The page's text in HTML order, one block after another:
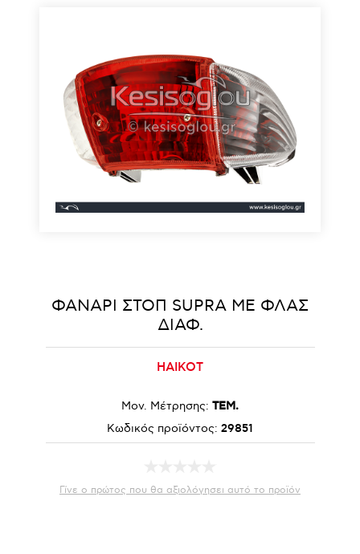
ΦΑΝΑΡΙ ΣΤΟΠ SUPRA ΜΕ ΦΛΑΣ
ΔΙΑΦ.
HAIKOT
Μον. Μέτρησης: ΤΕΜ.
Κωδικός προϊόντος: 29851
Γίνε ο πρώτος που θα αξιολόγησει αυτό το προϊόν